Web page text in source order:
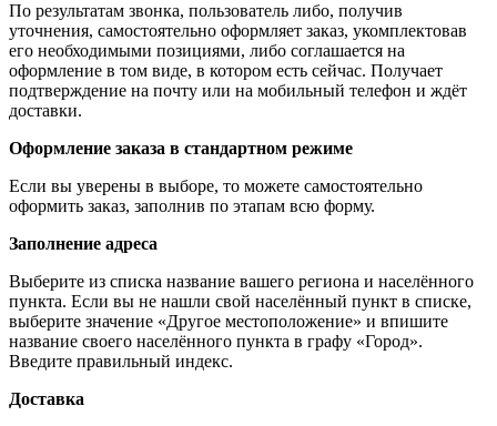
По результатам звонка, пользователь либо, получив
уточнения, самостоятельно оформляет заказ, укомплектовав
его необходимыми позициями, либо соглашается на
оформление в том виде, в котором есть сейчас. Получает
подтверждение на почту или на мобильный телефон и ждёт
доставки.
Оформление заказа в стандартном режиме
Если вы уверены в выборе, то можете самостоятельно
оформить заказ, заполнив по этапам всю форму.
Заполнение адреса
Выберите из списка название вашего региона и населённого
пункта. Если вы не нашли свой населённый пункт в списке,
выберите значение «Другое местоположение» и впишите
название своего населённого пункта в графу «Город».
Введите правильный индекс.
Доставка